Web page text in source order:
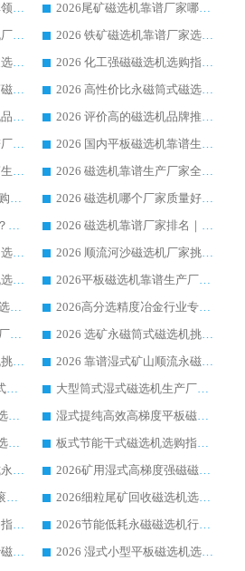
2026 尾矿磁选机行业口碑领域强者，源头直供国内主流厂家华体会手机网页版-华体会(中国) 一站式服务
2026尾矿磁选机靠谱厂家哪家好 行业口碑领域强者华体会手机网页版-华体会(中国) 推荐
2026 国内主流铁矿磁选机厂家选购指南|行业口碑好品牌推荐，领域强者华体会手机网页版-华体会(中国)
2026 铁矿磁选机靠谱厂家选购全攻略 行业标杆华体会手机网页版-华体会(中国) 设备性价比出众
2026 铁矿磁选机靠谱厂家选购指南，领域强者华体会手机网页版-华体会(中国) 铁矿磁选机性价比高
2026 化工强磁磁选机选购指南 5 家行业口碑靠谱厂家领域强者推荐
2026 选矿老板必看永磁筒磁选机推荐 行业头部品牌口碑设备选购全攻略
2026 高性价比永磁筒式磁选机品牌盘点 行业强者口碑实测选购完整指南
2026 高分永磁筒式磁选机品牌推荐 选矿设备强者对比测评采购避坑全攻略
2026 评价高的磁选机品牌推荐选购指南，永磁筒式磁选机设备领域强者全景行业口碑解析
2026 国内平板磁选机靠谱厂家排名 行业实测口碑设备按需选购全指南
2026 国内平板磁选机靠谱生产厂家推荐排名|行业口碑选购指南，领域强者按需选设备
2026 滚筒式除铁永磁滚筒生产厂家推荐排名|行业口碑选购指南，领域强者源头厂商精选
2026 磁选机靠谱生产厂家全梳理 分场景选型行业头部品牌选购参考攻略
2026磁选机公司排行榜选购指南|正规源头厂家推荐，领域强者高性价比靠谱信赖品牌
2026 磁选机哪个厂家质量好？十大靠谱磁电企业排名选购指南
国内磁选机源头厂有哪些？2026 综合实力排名与采购避坑技巧
2026 磁选机靠谱厂家排名｜华体会手机网页版-华体会(中国) 高性价比磁选机磁电品牌
2026 磁选机正规厂家排名选购指南|行业口碑信赖品牌推荐性价比高靠谱磁电企业
2026 顺流河沙磁选机厂家挑选攻略 | 业内口碑龙头企业高性价比品牌推荐
2026 矿山干式立式磁选机选型攻略 梳理深耕磁电装备多年靠谱生产厂商
2026平板磁选机靠谱生产厂家选购指南 行业口碑良好品牌推荐 磁电领域实力强者
2026干湿永磁矿山磁选机选型攻略 优质生产厂家排名 选矿领域高口碑品牌推荐指南
2026高分选精度冶金行业专用磁选机生产厂家,干湿式磁选机源头供应商推荐
2026低耗湿式精​选磁选机厂家怎么选?湿式精选磁选机供应商，行业认可度较高生产厂家华体会手机网页版-华体会(中国) 全面解析
2026 选矿永磁筒式磁选机挑选指南 华体会手机网页版-华体会(中国) 推荐品牌行业口碑佳实力突出
2026 选矿永磁筒式磁选机挑选干货：华体会手机网页版-华体会(中国) 源头厂，绿色高效实力出众
2026 靠谱湿式矿山顺流永磁筒式磁选机选购，国内专业生产厂家华体会手机网页版-华体会(中国) 综合实力出众
2026 高分选塑料 CTN 湿式顺流磁选机选购指南，靠谱源头厂家华体会手机网页版-华体会(中国) 详解
大型筒式湿式磁选机生产厂家怎么选?华体会手机网页版-华体会(中国) 设备口碑广受行业认可
全磁高吸附深度永磁滚筒选购指南 业内口碑稳定磁电设备生产厂家详细推荐
湿式提纯高效高梯度平板磁选机靠谱设备源头厂商华体会手机网页版-华体会(中国) 综合测评
高回收率湿式选矿磁选机选购指南 业内口碑磁电设备生产厂家实力解析
板式节能干式磁选机选购指南，源头生产厂家华体会手机网页版-华体会(中国) 综合实力可观
2026 钛矿选矿优选：湿式永磁筒式磁选机源头厂家华体会手机网页版-华体会(中国) 综合解析
2026矿用湿式高梯度强磁磁选机选购指南，临朐靠谱磁电生产厂家华体会手机网页版-华体会(中国) 详解
2026 半磁耐磨 RCT 永磁滚筒选购指南，临朐源头生产厂家华体会手机网页版-华体会(中国) 实测分享
2026细粒尾矿回收磁选机选购指南 产业集群优质生产厂家华体会手机网页版-华体会(中国) 解析
2026 石英砂提纯设备选购指南：华体会手机网页版-华体会(中国) 提纯磁选机厂家综合解读
2026节能低耗永磁磁选机行业优选标杆 临朐华体会手机网页版-华体会(中国) 专业生产厂家
2026 耐磨低耗半逆流河沙磁选机选购指南 临朐产业集群源头厂华体会手机网页版-华体会(中国) 详细解析
2026 湿式小型平板磁选机选矿适配设备 临朐华体会手机网页版-华体会(中国) 实体生产厂家直供